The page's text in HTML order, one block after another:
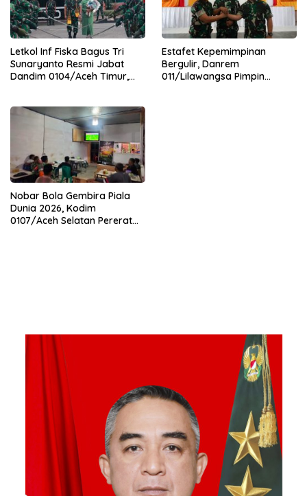
Letkol Inf Fiska Bagus Tri
Sunaryanto Resmi Jabat
Dandim 0104/Aceh Timur,
0104/Atim
Estafet Kepemimpinan
Bergulir, Danrem
011/Lilawangsa Pimpin
Nobar Bola Gembira Piala
Dunia 2026, Kodim
0107/Aceh Selatan Pererat